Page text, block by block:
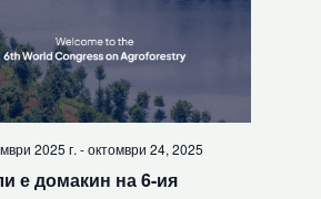
е домакин на 6-ия
2025 г. -октомври 24, 2025